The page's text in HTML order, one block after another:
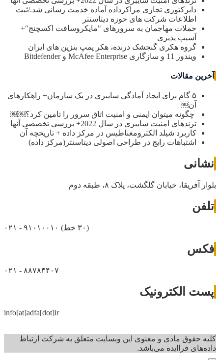
دایرکتوری تجاری مراکزداده آماده خدمت رسانی شد./ثبت
اطلاعات شرکت های حوزه دیتاسنتر
حملات مهاجمان به سرورهای "مایکروسافت اکسچنج"+
آسیب پذیری
گروه هکری گنجشک درنده، هکر پمپ بنزین های ایران
ویندوز 11 و سازگاری McAfee Enterprise و Bitdefender
آخرین مقالات
۵ گام برای ایجاد آمادگی سایبری در یک سازمان+ راهکارهای
آن￼
چگونه میتوان ایمنی و امنیت اتاق سرور را تامین کرد؟￼￼
ترندهای امنیت سایبری در سال 2022+ بررسی تخصصی آنها
کاربرد شیلد الکترومغناطیس در مرکز داده + تاریخچه آن
اشتباهات رایج در طراحی اصولی دیتاسنتر(مرکز داده)
نشانی
بلوار آفریقا، خیابان گلگشت، پلاک ۸، طبقه دوم
تلفن
۰۲۱ - ۹۱۰۱۰۰۱۰ (۳۰ خط)
فکس
۰۲۱ - ۸۸۷۸۴۴۰۷
پست الکترونیک
info[at]adfa[dot]ir
کلیه حقوق مادی و معنوی این وبسایت متعلق به شرکت ارتباط
داده‌های فرا‌ایده می‌باشد.